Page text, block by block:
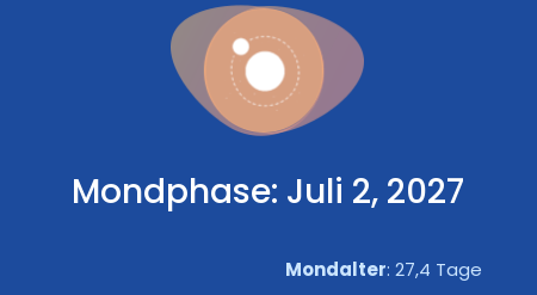
Mondphase: Juli 2, 2027
Mondalter: 27,4 Tage